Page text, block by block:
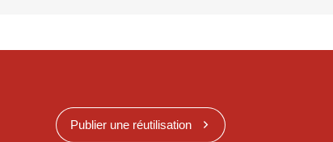
Publier une réutilisation